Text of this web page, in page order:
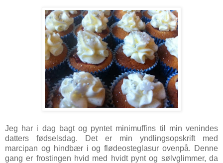
Jeg har i dag bagt og pyntet minimuffins til min venindes
datters fødselsdag. Det er min yndlingsopskrift med
marcipan og hindbær i og flødeosteglasur ovenpå. Denne
gang er frostingen hvid med hvidt pynt og sølvglimmer, da